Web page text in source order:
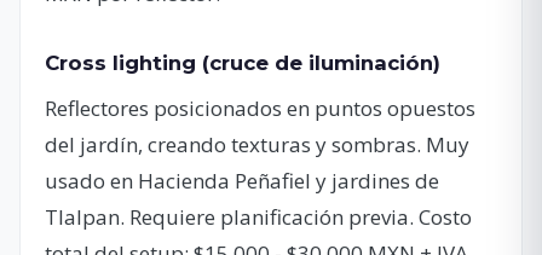
Cross lighting (cruce de iluminación)
Reflectores posicionados en puntos opuestos
del jardín, creando texturas y sombras. Muy
usado en Hacienda Peñafiel y jardines de
Tlalpan. Requiere planificación previa. Costo